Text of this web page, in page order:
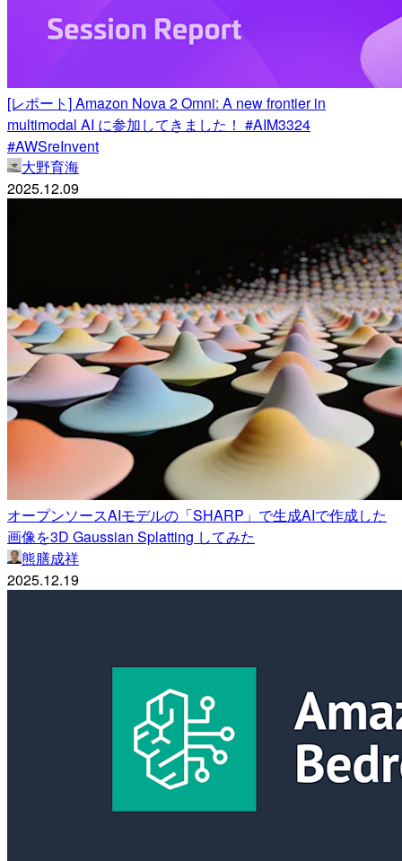
[レポート] Amazon Nova 2 Omni: A new frontier in
multimodal AI に参加してきました！ #AIM3324
#AWSreInvent
大野育海
2025.12.09
オープンソースAIモデルの「SHARP」で生成AIで作成した
画像を3D Gaussian Splatting してみた
熊膳成祥
2025.12.19